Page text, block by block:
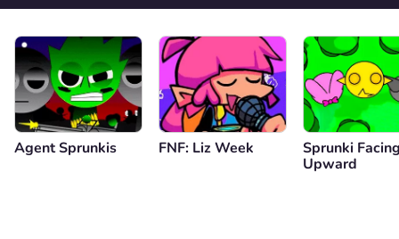
Agent Sprunkis FNF: Liz Week
Sprunki
Upward